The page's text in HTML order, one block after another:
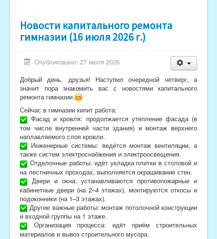
Новости капитального ремонта
гимназии (16 июля 2026 г.)
Опубликовано: 27 июля 2026
Добрый день, друзья! Наступил очередной четверг, а
значит пора знакомить вас с новостями капитального
ремонта гимназии
Сейчас в гимназии кипит работа:
Фасад и кровля: продолжается утепление фасада (в
том числе внутренней части здания) и монтаж верхнего
наплавляемого слоя кровли.
Инженерные системы: ведётся монтаж вентиляции, а
также систем электроснабжения и электроосвещения.
Отделочные работы: идёт укладка плитки в столовой и
на лестничных проходах, выполняется окрашивание стен.
Двери и окна: устанавливаются противопожарные и
кабинетные двери (на 2–4 этажах), монтируются откосы и
подоконники (на 1–3 этажах).
Другие важные работы: монтаж потолочной конструкции
и входной группы на 1 этаже.
Организация процесса: идёт приём строительных
материалов и вывоз строительного мусора.